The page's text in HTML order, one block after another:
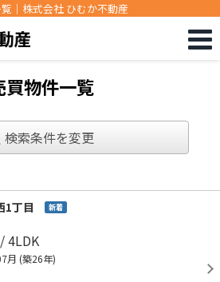
｜株式会社 ひむか不動産
買物件一覧
検索条件を変更
1丁目 新着
/ 4LDK
月 (築26年)